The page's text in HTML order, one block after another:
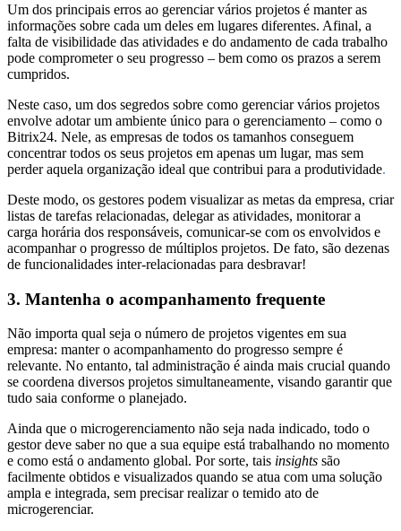
Um dos principais erros ao gerenciar vários projetos é manter as
informações sobre cada um deles em lugares diferentes. Afinal, a
falta de visibilidade das atividades e do andamento de cada trabalho
pode comprometer o seu progresso – bem como os prazos a serem
cumpridos.
Neste caso, um dos segredos sobre como gerenciar vários projetos
envolve adotar um ambiente único para o gerenciamento – como o
Bitrix24. Nele, as empresas de todos os tamanhos conseguem
concentrar todos os seus projetos em apenas um lugar, mas sem
perder aquela organização ideal que contribui para a produtividade.
Deste modo, os gestores podem visualizar as metas da empresa, criar
listas de tarefas relacionadas, delegar as atividades, monitorar a
carga horária dos responsáveis, comunicar-se com os envolvidos e
acompanhar o progresso de múltiplos projetos. De fato, são dezenas
de funcionalidades inter-relacionadas para desbravar!
3. Mantenha o acompanhamento frequente
Não importa qual seja o número de projetos vigentes em sua
empresa: manter o acompanhamento do progresso sempre é
relevante. No entanto, tal administração é ainda mais crucial quando
se coordena diversos projetos simultaneamente, visando garantir que
tudo saia conforme o planejado.
Ainda que o microgerenciamento não seja nada indicado, todo o
gestor deve saber no que a sua equipe está trabalhando no momento
e como está o andamento global. Por sorte, tais insights são
facilmente obtidos e visualizados quando se atua com uma solução
ampla e integrada, sem precisar realizar o temido ato de
microgerenciar.